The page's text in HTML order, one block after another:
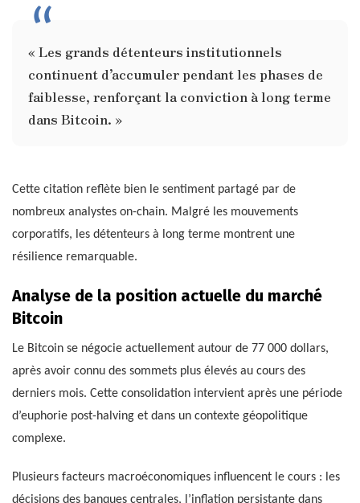
« Les grands détenteurs institutionnels
continuent d’accumuler pendant les phases de
faiblesse, renforçant la conviction à long terme
dans Bitcoin. »
Cette citation reflète bien le sentiment partagé par de
nombreux analystes on-chain. Malgré les mouvements
corporatifs, les détenteurs à long terme montrent une
résilience remarquable.
Analyse de la position actuelle du marché
Bitcoin
Le Bitcoin se négocie actuellement autour de 77 000 dollars,
après avoir connu des sommets plus élevés au cours des
derniers mois. Cette consolidation intervient après une période
d’euphorie post-halving et dans un contexte géopolitique
complexe.
Plusieurs facteurs macroéconomiques influencent le cours : les
décisions des banques centrales, l’inflation persistante dans